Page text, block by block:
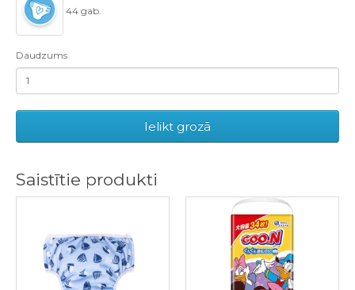
44 gab.
Daudzums
Ielikt grozā
Saistītie produkti